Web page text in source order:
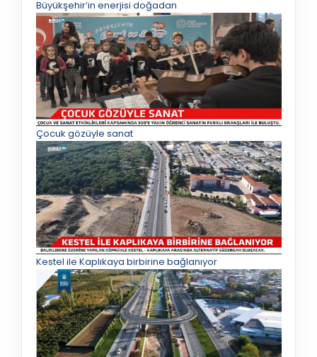
Büyükşehir’in enerjisi doğadan
Çocuk gözüyle sanat
Kestel ile Kaplıkaya birbirine bağlanıyor